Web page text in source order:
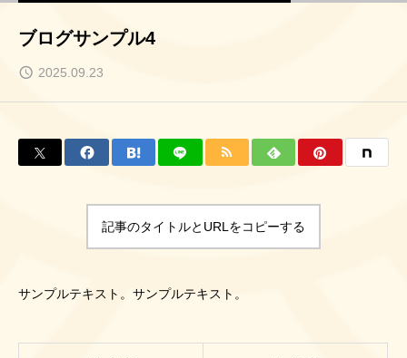
ブログサンプル4
2025.09.23
記事のタイトルとURLをコピーする
サンプルテキスト。サンプルテキスト。